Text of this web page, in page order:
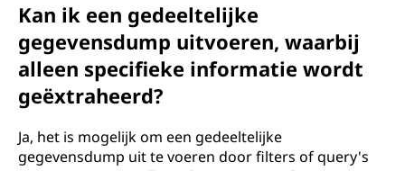
Kan ik een gedeeltelijke
gegevensdump uitvoeren, waarbij
alleen specifieke informatie wordt
geëxtraheerd?
Ja, het is mogelijk om een gedeeltelijke
gegevensdump uit te voeren door filters of query's